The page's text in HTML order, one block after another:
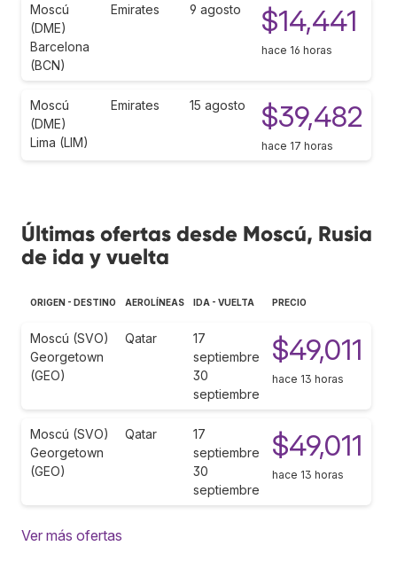
Moscú
(DME)
Barcelona
(BCN)
Emirates 9 agosto $14,441
hace 16 horas
Moscú
(DME)
Lima (LIM)
Emirates 15 agosto $39,482
hace 17 horas
Últimas ofertas desde Moscú, Rusia
de ida y vuelta
ORIGEN - DESTINO AEROLÍNEAS IDA - VUELTA PRECIO
Moscú (SVO)
Georgetown
(GEO)
Qatar
17
septiembre
30
septiembre
$49,011
hace 13 horas
Moscú (SVO)
Georgetown
(GEO)
Qatar
17
septiembre
30
septiembre
$49,011
hace 13 horas
Ver más ofertas